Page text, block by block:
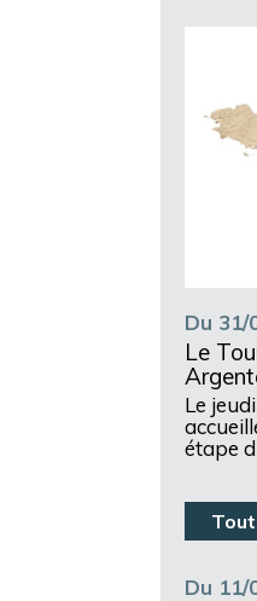
Du 31/
Le
Le
étape
Du 11/